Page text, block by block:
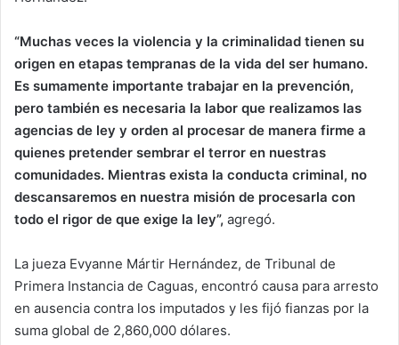
“Muchas veces la violencia y la criminalidad tienen su
origen en etapas tempranas de la vida del ser humano.
Es sumamente importante trabajar en la prevención,
pero también es necesaria la labor que realizamos las
agencias de ley y orden al procesar de manera firme a
quienes pretender sembrar el terror en nuestras
comunidades. Mientras exista la conducta criminal, no
descansaremos en nuestra misión de procesarla con
todo el rigor de que exige la ley”, agregó.
La jueza Evyanne Mártir Hernández, de Tribunal de
Primera Instancia de Caguas, encontró causa para arresto
en ausencia contra los imputados y les fijó fianzas por la
suma global de 2,860,000 dólares.